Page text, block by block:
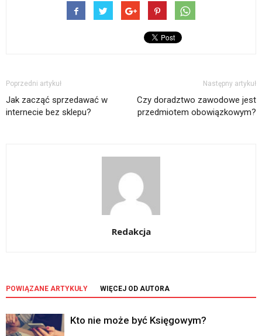
Poprzedni artykuł
Jak zacząć sprzedawać w
internecie bez sklepu?
Następny artykuł
Czy doradztwo zawodowe jest
przedmiotem obowiązkowym?
Redakcja
POWIĄZANE ARTYKUŁY WIĘCEJ OD AUTORA
Kto nie może być Księgowym?